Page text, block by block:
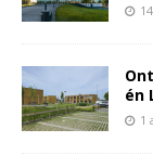
én
1